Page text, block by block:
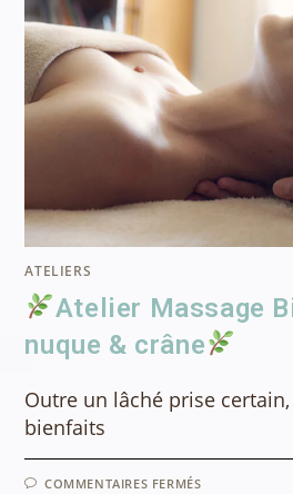
ATELIERS
Atelier Massage
nuque & crâne
Outre un lâché prise
bienfaits
COMMENTAIRES FERMÉSSUR